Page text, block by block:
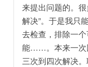
来提出问题的。
解决”。于是我只
去检查，排除一
能……。本来一次
三次到四次解决